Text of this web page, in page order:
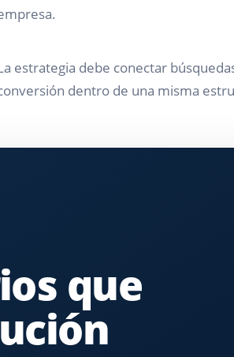
estrategia debe conectar
dentro de una misma
que